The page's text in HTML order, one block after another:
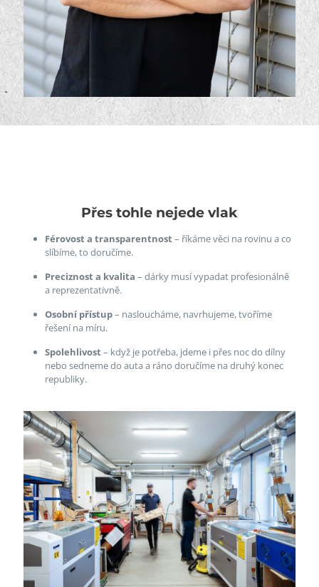
Přes tohle nejede vlak
Férovost a transparentnost – říkáme věci na rovinu a co
slíbíme, to doručíme.
Preciznost a kvalita – dárky musí vypadat profesionálně
a reprezentativně.
Osobní přístup– nasloucháme, navrhujeme, tvoříme
řešení na míru.
Spolehlivost – když je potřeba, jdeme i přes noc do dílny
nebo sedneme do auta a ráno doručíme na druhý konec
republiky.